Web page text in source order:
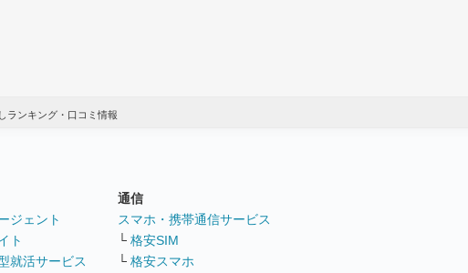
ランキング・口コミ情報
ジェント
ト
就活サービス
通信
スマホ・携帯通信サービス
└ 格安SIM
└ 格安スマホ